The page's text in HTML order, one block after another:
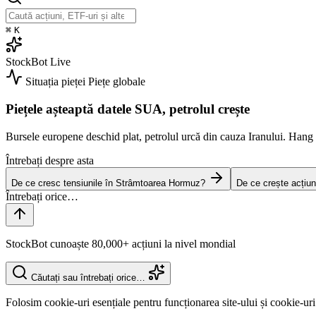
⌘ K
StockBot Live
Situația pieței Piețe globale
Piețele așteaptă datele SUA, petrolul crește
Bursele europene deschid plat, petrolul urcă din cauza Iranului.
Întrebați despre asta
De ce cresc tensiunile în Strâmtoarea Hormuz? De ce crește
StockBot cunoaște 80,000+ acțiuni la nivel mondial
Căutați sau întrebați orice…
Folosim cookie-uri esențiale pentru funcționarea site-ului și cookie-